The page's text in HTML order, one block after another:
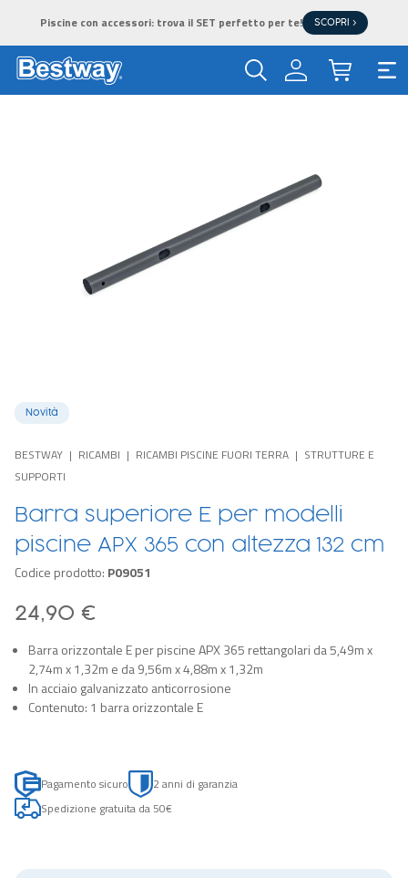
Piscine con accessori: trova il SET perfetto per te! SCOPRI >
Novità
BESTWAY RICAMBI RICAMBI PISCINE FUORI TERRA
STRUTTURE E
SUPPORTI
Barra superiore E per modelli
piscine APX 365 con altezza 132 cm
Codice prodotto: P09051
24,90 €
Barra orizzontale E per piscine APX 365 rettangolari da 5,49m x
2,74m x 1,32m e da 9,56m x 4,88m x 1,32m
In acciaio galvanizzato anticorrosione
Contenuto: 1 barra orizzontale E
Pagamento sicuro
2 anni di garanzia
Spedizione gratuita da 50€